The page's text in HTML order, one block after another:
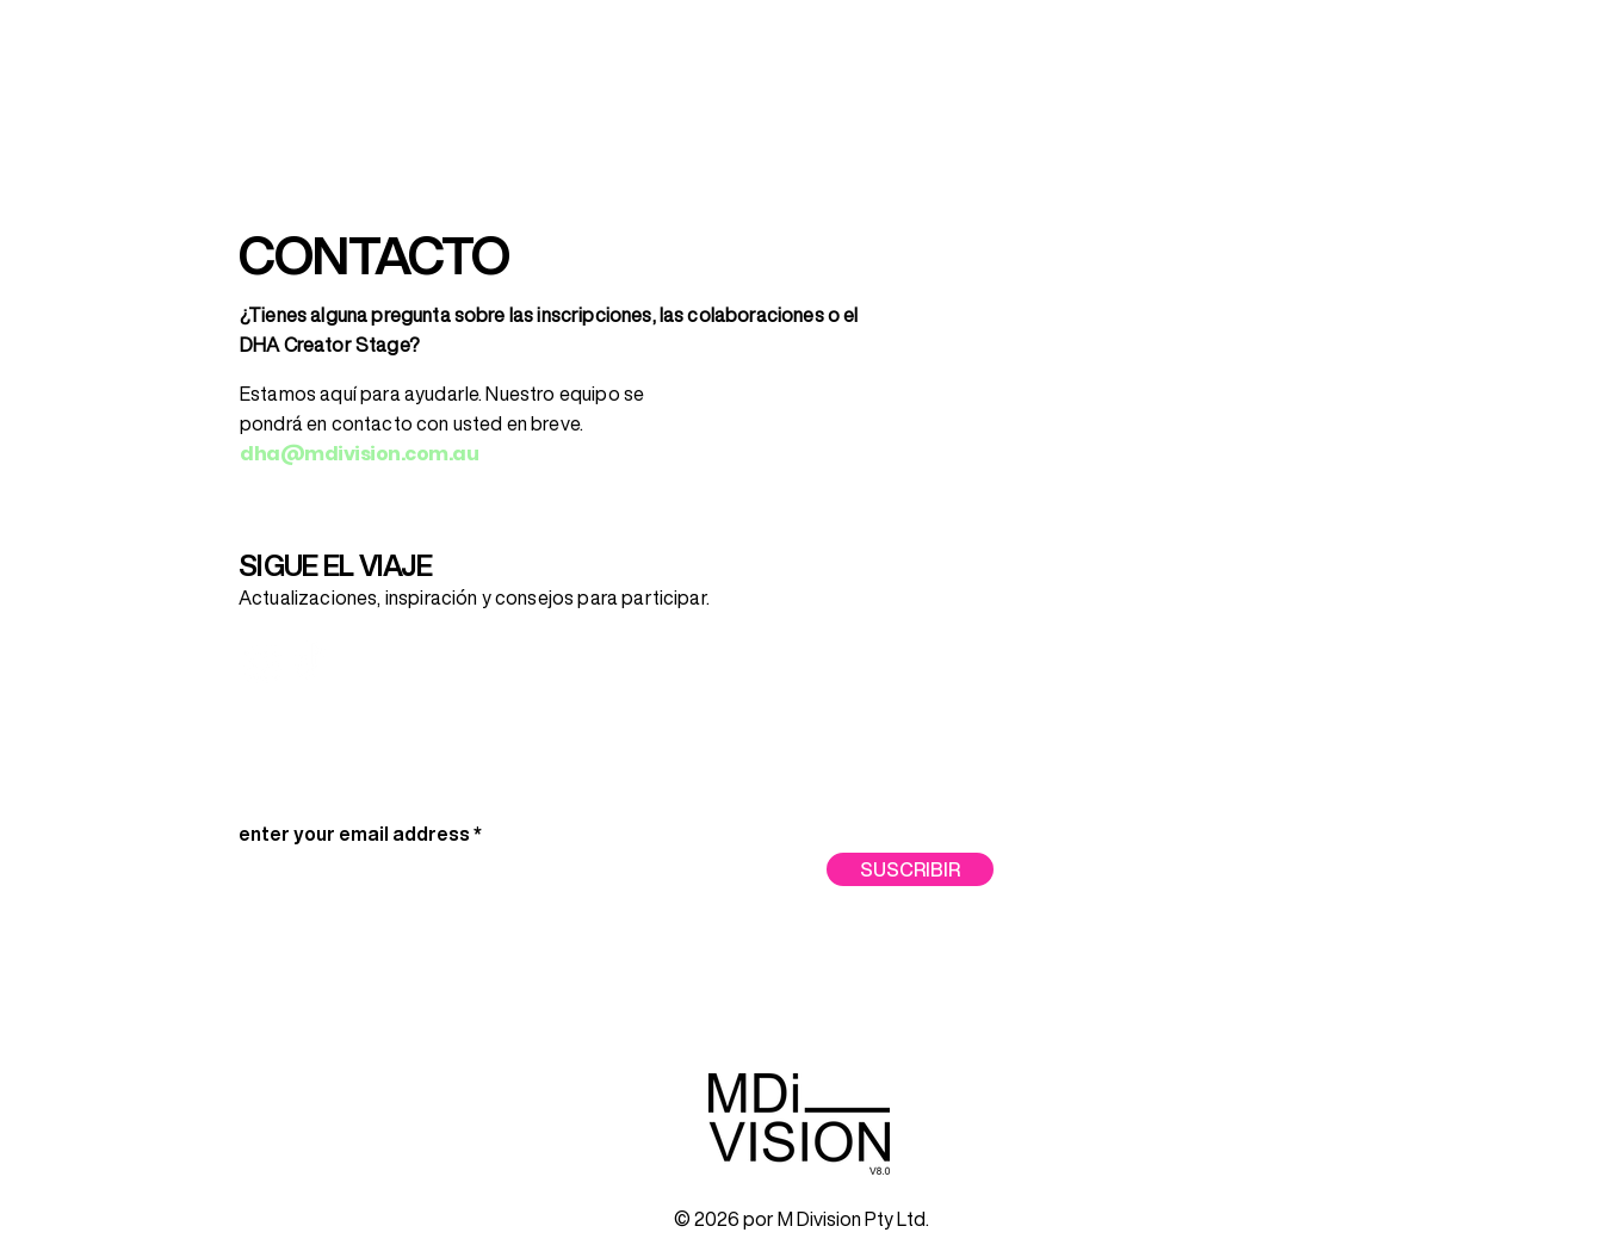
CONTACTO
¿Tienes alguna pregunta sobre las inscripciones, las colaboraciones o el
DHA Creator Stage?
Estamos aquí para ayudarle. Nuestro equipo se
pondrá en contacto con usted en breve.
dha@mdivision.com.au
SIGUE EL VIAJE
Actualizaciones, inspiración y consejos para participar.
enter your email address
SUSCRIBIR
© 2026 por M Division Pty Ltd.